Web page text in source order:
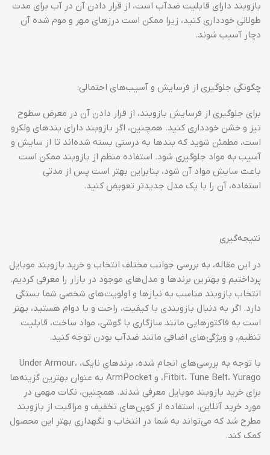
بازوبند دارای قابلیت ضدآب است، از قرار دادن آن در آب برای مدت
طولانی خودداری کنید، زیرا ممکن است درزهای مهر و موم شده آن
دچار آسیب شوند.
چگونگی جلوگیری از فرسایش و آسیب‌های احتمالی:
برای جلوگیری از فرسایش بازوبند، از قرار دادن آن در معرض سطوح
تیز و خشن خودداری کنید. همچنین، اگر بازوبند دارای بندهای ولکرو
است، مطمئن شوید که بندها به درستی بسته شده‌اند تا از سایش و
آسیب به مواد جلوگیری شود. استفاده منظم از بازوبند ممکن است
باعث سایش مواد آن شود، بنابراین بهتر است پس از مدتی
استفاده، آن را با یک مدل جدیدتر تعویض کنید.
نتیجه‌گیری
در این مقاله، به بررسی جوانب مختلف انتخاب و خرید بازوبند موبایل
پرداختیم و بهترین برندها و مدل‌های موجود در بازار را معرفی کردیم.
انتخاب بازوبند مناسب به نیازها و اولویت‌های شخصی شما بستگی
دارد. اگر به دنبال بازوبندی با کیفیت، راحت و با دوام هستید، بهتر
است به فاکتورهایی مانند سازگاری با گوشی، مواد ساخت، قابلیت
تنظیم، و ویژگی‌های اضافی مانند ضدآب بودن توجه کنید.
با توجه به بررسی‌های انجام شده، برندهای نایک، Under Armour،
Fitbit، Tune Belt، Yurago، و ArmPocket به عنوان بهترین گزینه‌ها
برای خرید بازوبند موبایل معرفی شدند. همچنین، نکات مهمی در
مورد خرید آنلاین، استفاده از کوپن‌های تخفیف و مراقبت از بازوبند
مطرح شد که می‌تواند به شما در انتخاب و نگهداری بهتر این محصول
کمک کند.